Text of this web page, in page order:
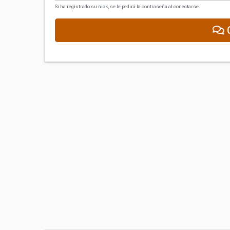
Si ha registrado su nick, se le pedirá la contraseña al conectarse.